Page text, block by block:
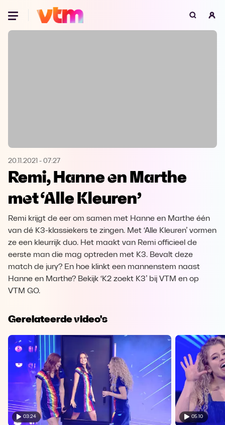
Oeps, browser niet ondersteund
Microsoft Edge Download
Opera
20.11.2021 - 07:27
Remi, Hanne en Marthe
met ‘Alle Kleuren’
Remi krijgt de eer om samen met Hanne en Marthe één
van dé K3-klassiekers te zingen. Met ‘Alle Kleuren’ vormen
ze een kleurrijk duo. Het maakt van Remi officieel de
eerste man die mag optreden met K3. Bevalt deze
match de jury? En hoe klinkt een mannenstem naast
Hanne en Marthe? Bekijk ‘K2 zoekt K3’ bij VTM en op
VTM GO.
Gerelateerde video's
03:24 05:10